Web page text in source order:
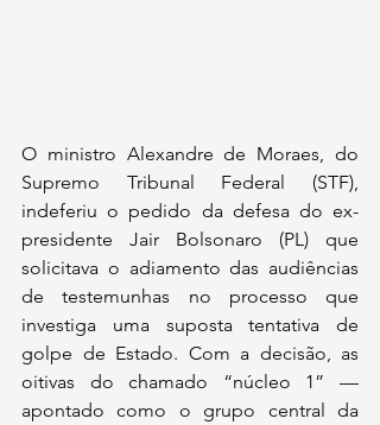
O ministro Alexandre de Moraes, do
Supremo Tribunal Federal (STF),
indeferiu o pedido da defesa do ex-
presidente Jair Bolsonaro (PL) que
solicitava o adiamento das audiências
de testemunhas no processo que
investiga uma suposta tentativa de
golpe de Estado. Com a decisão, as
oitivas do chamado “núcleo 1” —
apontado como o grupo central da